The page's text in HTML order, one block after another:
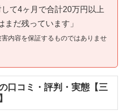
て4ヶ月で合計20万円以上
まだ残っています」
内容を保証するものではありませ
口コミ・評判・実態【三